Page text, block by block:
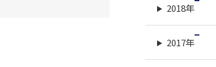
2018年
2017年